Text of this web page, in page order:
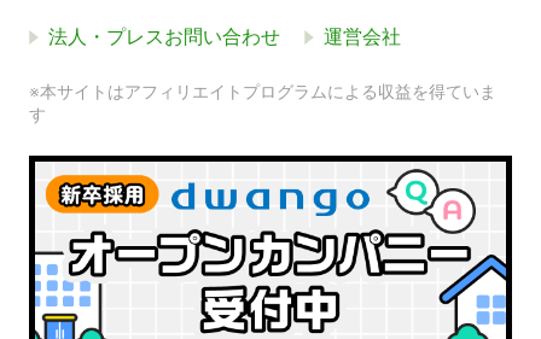
法人・プレスお問い合わせ 運営会社
※本サイトはアフィリエイトプログラムによる収益を得ていま
す